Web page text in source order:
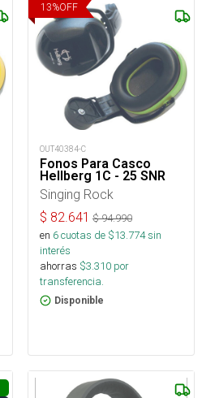
13%OFF
OUT40384-C
Fonos Para Casco
Hellberg 1C - 25 SNR
Singing Rock
$ 82.641 $94.990
en 6cuotas de $13.774sin
interés
ahorras $3.310 por
transferencia.
Disponible